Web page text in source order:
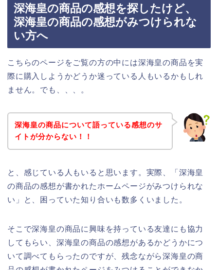
深海皇の商品の感想を探したけど、
深海皇の商品の感想がみつけられな
い方へ
こちらのページをご覧の方の中には深海皇の商品を実
際に購入しようかどうか迷っている人もいるかもしれ
ません。でも、、、。
深海皇の商品について語っている感想のサ
イトが分からない！！
と、感じている人もいると思います。実際、「深海皇
の商品の感想が書かれたホームページがみつけられな
い」と、困っていた知り合いも数多くいました。
そこで深海皇の商品に興味を持っている友達にも協力
してもらい、深海皇の商品の感想があるかどうかにつ
いて調べてもらったのですが、残念ながら深海皇の商